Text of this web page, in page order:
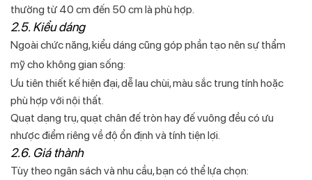
thường từ 40 cm đến 50 cm là phù hợp.
2.5. Kiểu dáng
Ngoài chức năng, kiểu dáng cũng góp phần tạo nên sự thẩm
mỹ cho không gian sống:
Ưu tiên thiết kế hiện đại, dễ lau chùi, màu sắc trung tính hoặc
phù hợp với nội thất.
Quạt dạng trụ, quạt chân đế tròn hay đế vuông đều có ưu
nhược điểm riêng về độ ổn định và tính tiện lợi.
2.6. Giá thành
Tùy theo ngân sách và nhu cầu, bạn có thể lựa chọn: